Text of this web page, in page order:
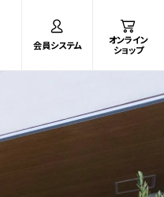
会員システム
オンライン
ショップ